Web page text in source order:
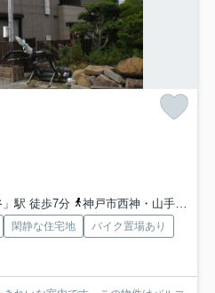
駅 徒歩7分
神戸市西神・山手線「学園都市」駅 徒歩20分
閑静な住宅地
バイク置場あり